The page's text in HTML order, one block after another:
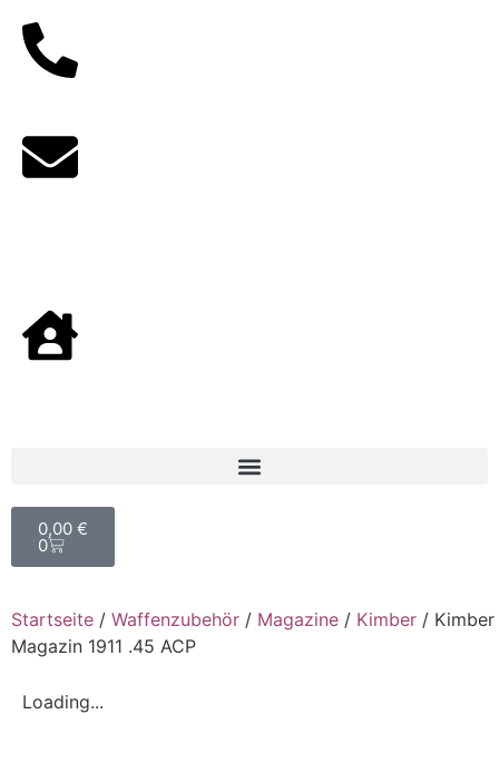
0,00 €
0
Startseite / Waffenzubehör / Magazine / Kimber / Kimber
Magazin 1911 .45 ACP
Loading...